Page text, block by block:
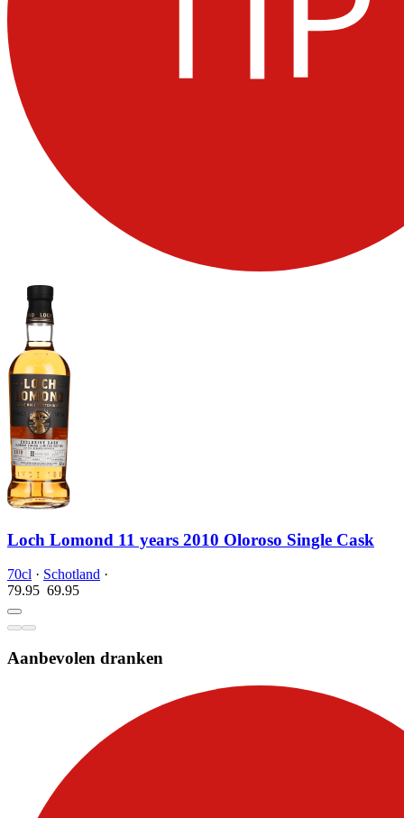
Loch Lomond 11 years 2010 Oloroso Single Cask
70cl · Schotland ·
79.95 69.95
Aanbevolen dranken